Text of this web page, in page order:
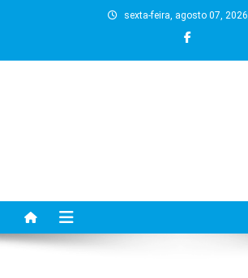
sexta-feira, agosto 07, 2026